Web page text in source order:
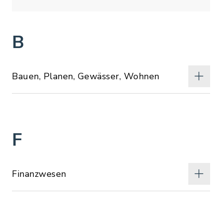
B
Bauen, Planen, Gewässer, Wohnen
F
Finanzwesen